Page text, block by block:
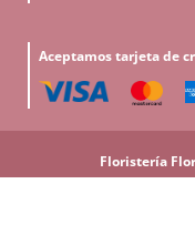
Aceptamos tarjeta de
Floristería